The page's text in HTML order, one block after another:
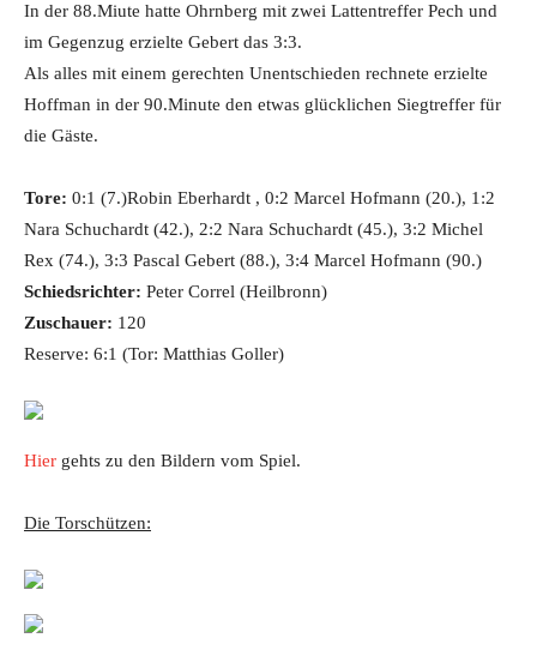
In der 88.Miute hatte Ohrnberg mit zwei Lattentreffer Pech und
im Gegenzug erzielte Gebert das 3:3.
Als alles mit einem gerechten Unentschieden rechnete erzielte
Hoffman in der 90.Minute den etwas glücklichen Siegtreffer für
die Gäste.
Tore: 0:1 (7.)Robin Eberhardt , 0:2 Marcel Hofmann (20.), 1:2
Nara Schuchardt (42.), 2:2 Nara Schuchardt (45.), 3:2 Michel
Rex (74.), 3:3 Pascal Gebert (88.), 3:4 Marcel Hofmann (90.)
Schiedsrichter: Peter Correl (Heilbronn)
Zuschauer: 120
Reserve: 6:1 (Tor: Matthias Goller)
Hier gehts zu den Bildern vom Spiel.
Die Torschützen: